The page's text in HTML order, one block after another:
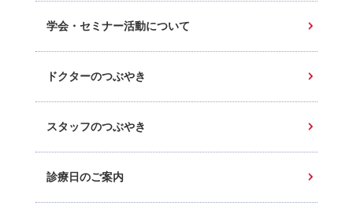
学会・セミナー活動について
ドクターのつぶやき
スタッフのつぶやき
診療日のご案内